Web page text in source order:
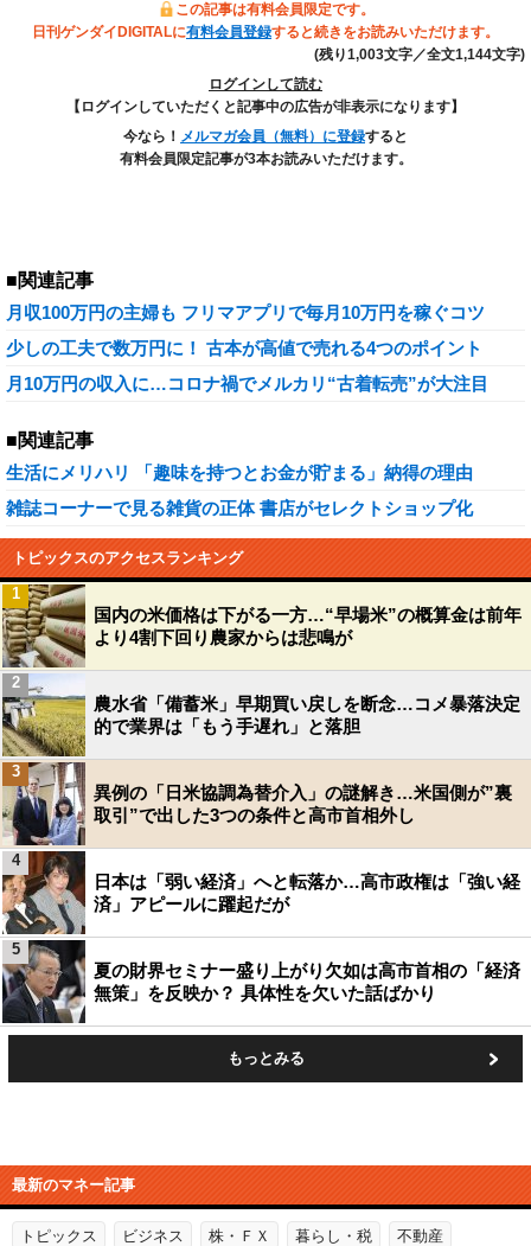
この記事は有料会員限定です。
日刊ゲンダイDIGITALに有料会員登録すると続きをお読みいただけます。
(残り1,003文字／全文1,144文字)
ログインして読む
【ログインしていただくと記事中の広告が非表示になります】
今なら！ メルマガ会員（無料）に登録すると
有料会員限定記事が3本お読みいただけます。
■関連記事
月収100万円の主婦も フリマアプリで毎月10万円を稼ぐコツ
少しの工夫で数万円に！ 古本が高値で売れる4つのポイント
月10万円の収入に…コロナ禍でメルカリ“古着転売”が大注目
■関連記事
生活にメリハリ 「趣味を持つとお金が貯まる」納得の理由
雑誌コーナーで見る雑貨の正体 書店がセレクトショップ化
トピックスのアクセスランキング
国内の米価格は下がる一方…“早場米”の概算金は前年
より4割下回り農家からは悲鳴が
1
農水省「備蓄米」早期買い戻しを断念…コメ暴落決定
的で業界は「もう手遅れ」と落胆
2
異例の「日米協調為替介入」の謎解き…米国側が”裏
取引”で出した3つの条件と高市首相外し
3
日本は「弱い経済」へと転落か…高市政権は「強い経
済」アピールに躍起だが
4
夏の財界セミナー盛り上がり欠如は高市首相の「経済
無策」を反映か？ 具体性を欠いた話ばかり
5
もっとみる
最新のマネー記事
トピックス ビジネス 株・ＦＸ 暮らし・税 不動産